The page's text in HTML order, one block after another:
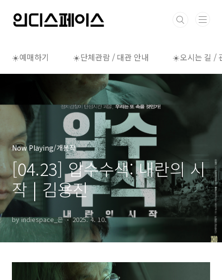
☀️예매하기 ☀️단체관람 / 대관 안내 ☀️오시는 길 /
Now Playing/개봉작
[04.23] 압수수색: 내란의 시
작 | 김용진
by indiespace_은 2025. 4. 10.